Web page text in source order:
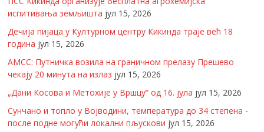
испитивања земљишта јул 15, 2026
Дечија пијаца у Културном центру Кикинда траје већ 18
година јул 15, 2026
АМСС: Путничка возила на граничном прелазу Прешево
чекају 20 минута на излаз јул 15, 2026
„Дани Косова и Метохије у Вршцу“ од 16. јула јул 15, 2026
Сунчано и топло у Војводини, температура до 34 степена -
после подне могући локални пљускови јул 15, 2026